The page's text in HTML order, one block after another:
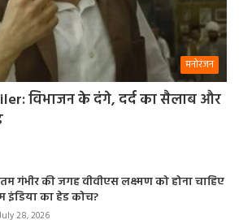
मनोरंजन
विभाजन के दंगे, दर्द का सैलाब और
गंभीर की जगह वीवीएस लक्ष्मण को होना चाहिए
इंडिया का हेड कोच?
28, 2026